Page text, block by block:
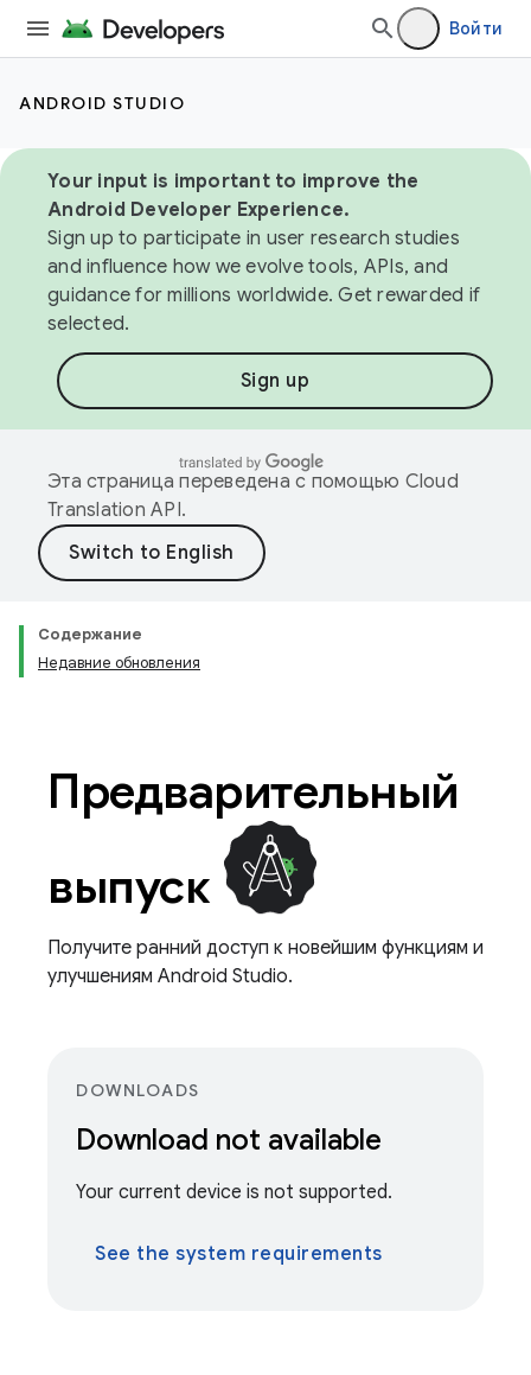
Войти
ANDROID STUDIO
Your input is important to improve the
Android Developer Experience.
Sign up to participate in user research studies
and influence how we evolve tools, APIs, and
guidance for millions worldwide. Get rewarded if
selected.
Sign up
Эта страница переведена с помощью Cloud
Translation API.
Содержание
Недавние обновления
Предварительный
выпуск
Получите ранний доступ к новейшим функциям и
улучшениям Android Studio.
DOWNLOADS
Download not available
Your current device is not supported.
See the system requirements